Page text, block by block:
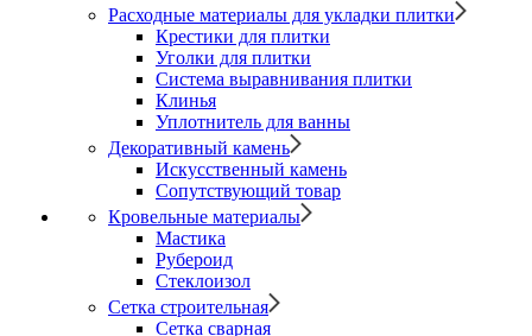
Расходные материалы для укладки плитки
Крестики для плитки
Уголки для плитки
Система выравнивания плитки
Клинья
Уплотнитель для ванны
Декоративный камень
Искусственный камень
Сопутствующий товар
Кровельные материалы
Мастика
Рубероид
Стеклоизол
Сетка строительная
Сетка сварная